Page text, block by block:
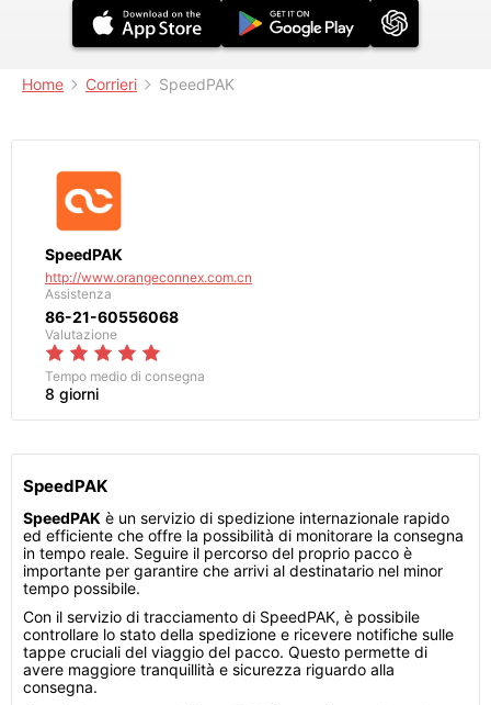
Home Corrieri SpeedPAK
SpeedPAK
http://www.orangeconnex.com.cn
Assistenza
86-21-60556068
Valutazione
Tempo medio di consegna
8 giorni
SpeedPAK
SpeedPAK è un servizio di spedizione internazionale rapido
ed efficiente che offre la possibilità di monitorare la consegna
in tempo reale. Seguire il percorso del proprio pacco è
importante per garantire che arrivi al destinatario nel minor
tempo possibile.
Con il servizio di tracciamento di SpeedPAK, è possibile
controllare lo stato della spedizione e ricevere notifiche sulle
tappe cruciali del viaggio del pacco. Questo permette di
avere maggiore tranquillità e sicurezza riguardo alla
consegna.